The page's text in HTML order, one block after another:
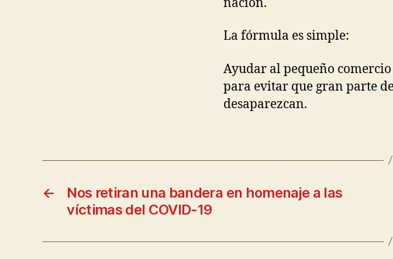
nación.
La fórmula es simple:
Ayudar al pequeño
para evitar que gran parte
desaparezcan.
←
Nos retiran una bandera en homenaje a las
víctimas del COVID-19